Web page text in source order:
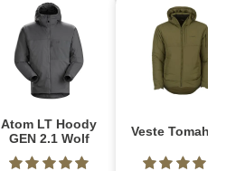
Atom LT Hoody
GEN 2.1 Wolf
Veste